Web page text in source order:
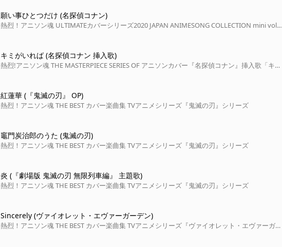
願い事ひとつだけ (名探偵コナン)
熱烈！アニソン魂 ULTIMATEカバーシリーズ2020 JAPAN ANIMESONG COLLECTION mini vol.2
キミがいれば (名探偵コナン 挿入歌)
熱烈!アニソン魂 THE MASTERPIECE SERIES OF アニソンカバー『名探偵コナン』挿入歌「キミ
紅蓮華 (『鬼滅の刃』 OP)
熱烈！アニソン魂 THE BEST カバー楽曲集 TVアニメシリーズ『鬼滅の刃』シリーズ
竈門炭治郎のうた (鬼滅の刃)
熱烈！アニソン魂 THE BEST カバー楽曲集 TVアニメシリーズ『鬼滅の刃』シリーズ
炎 (『劇場版 鬼滅の刃 無限列車編』 主題歌)
熱烈！アニソン魂 THE BEST カバー楽曲集 TVアニメシリーズ『鬼滅の刃』シリーズ
Sincerely (ヴァイオレット・エヴァーガーデン)
熱烈！アニソン魂 THE BEST カバー楽曲集 TVアニメシリーズ『ヴァイオレット・エヴァーガー